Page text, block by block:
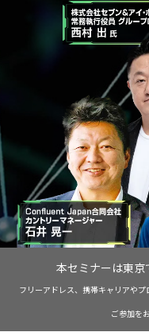
本セミナーは東
フリーアドレス、携帯キャリアや
ご参加を